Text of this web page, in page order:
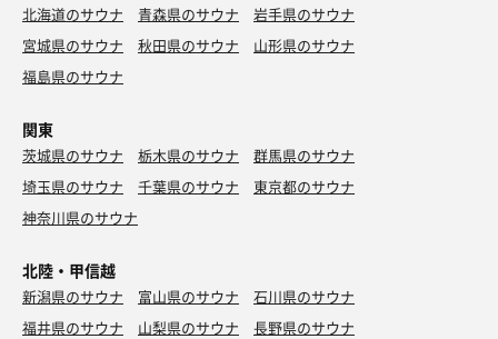
北海道のサウナ 青森県のサウナ
岩手県のサウナ
宮城県のサウナ
秋田県のサウナ
山形県のサウナ
福島県のサウナ
関東
茨城県のサウナ 栃木県のサウナ
群馬県のサウナ
埼玉県のサウナ
千葉県のサウナ
東京都のサウナ
神奈川県のサウナ
北陸・甲信越
新潟県のサウナ 富山県のサウナ
石川県のサウナ
福井県のサウナ
山梨県のサウナ 長野県のサウナ